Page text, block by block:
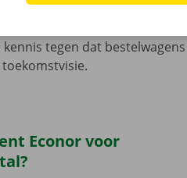
kalibratieal mee te kunnen
kennis tegen dat
Econor voor